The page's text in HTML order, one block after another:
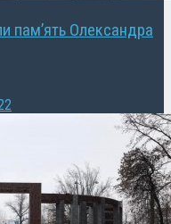
пам’ять Олександра